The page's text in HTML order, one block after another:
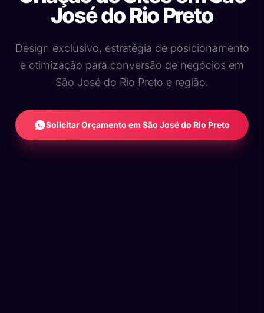
José do Rio Preto
Design exclusivo, estratégia de posicionamento
e otimização para conversão de negócios em
São José do Rio Preto e região.
Solicitar Orçamento em São José do Rio Preto